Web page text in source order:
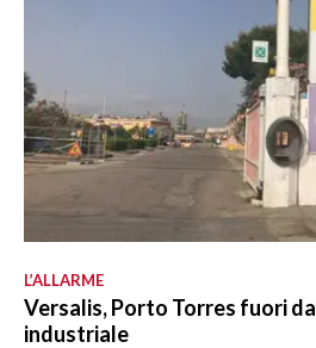
L’ALLARME
Versalis, Porto Torres fuori
industriale